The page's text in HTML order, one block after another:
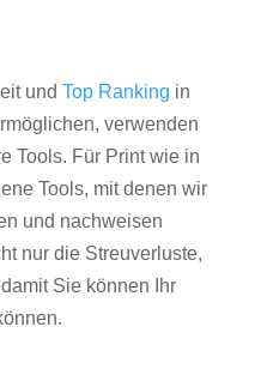
und Top Ranking in
verwenden
Tools. Für Print wie in
Tools, mit denen wir
und nachweisen
nur die Streuverluste,
Sie können Ihr